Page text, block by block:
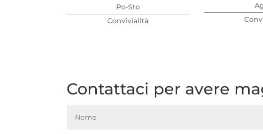
Po-Sto
Convivialità
Contattaci per avere